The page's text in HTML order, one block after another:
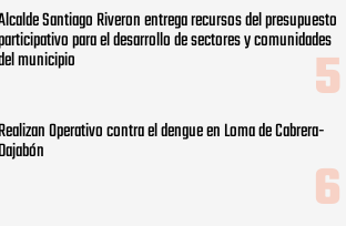
Santiago Riveron entrega recursos del presupuesto
para el desarrollo de sectores y comunidades
municipio
Realizan Operativo contra el dengue en Loma de Cabrera-
Dajabón